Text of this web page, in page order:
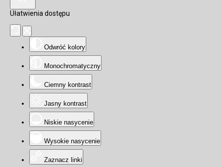
Ułatwienia dostępu
Odwróć kolory
Monochromatyczny
Ciemny kontrast
Jasny kontrast
Niskie nasycenie
Wysokie nasycenie
Zaznacz linki